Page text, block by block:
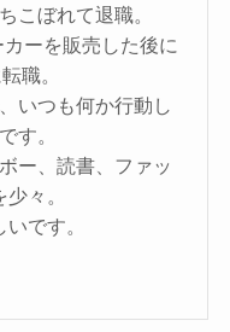
こぼれて退職。
ーを販売した後に
職。
いつも何か行動し
す。
ー、読書、ファッ
々。
です。